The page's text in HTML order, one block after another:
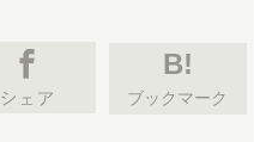
B!
ブックマーク